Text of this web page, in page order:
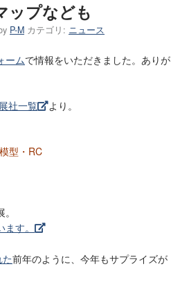
ップなども
P-M カテゴリ: ニュース
ームで情報をいただきました。ありが
社一覧 より。
型・RC
す。
前年のように、今年もサプライズが